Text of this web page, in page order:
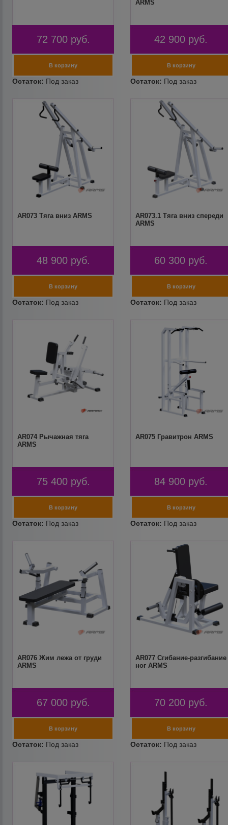
72 700 руб.
ARMS
42 900 руб.
AR073 Тяга вниз ARMS
48 900 руб.
AR073.1 Тяга вниз спереди
ARMS
60 300 руб.
AR074 Рычажная тяга
ARMS
75 400 руб.
AR075 Гравитрон ARMS
84 900 руб.
AR076 Жим лежа от груди
ARMS
67 000 руб.
AR077 Сгибание-разгибание
ног ARMS
70 200 руб.